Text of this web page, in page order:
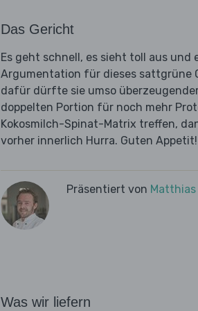
Das Gericht
Es geht schnell, es sieht toll aus und
Argumentation für dieses sattgrüne
dafür dürfte sie umso
doppelten Portion für noch mehr
Kokosmilch-Spinat-Matrix treffen,
vorher innerlich Hurra. Guten Appetit!
Präsentiert von Matthias
Was wir liefern